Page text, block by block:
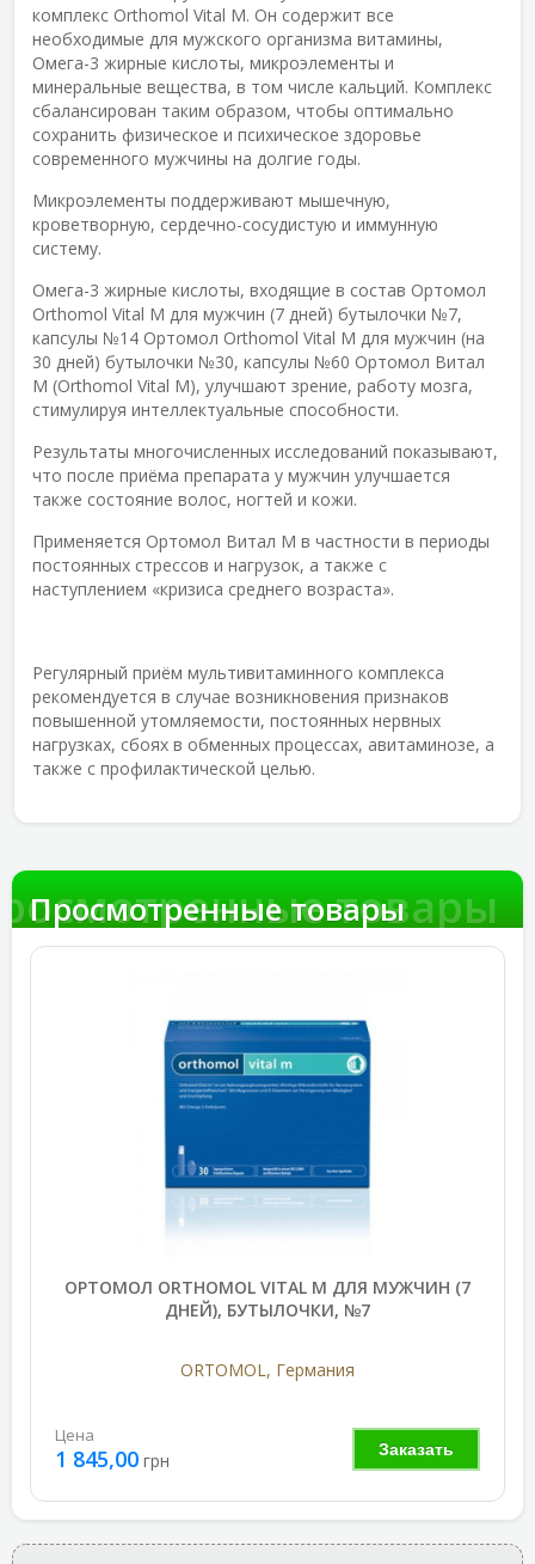
комплекс Orthomol Vital M. Он содержит все
необходимые для мужского организма витамины,
Омега-3 жирные кислоты, микроэлементы и
минеральные вещества, в том числе кальций. Комплекс
сбалансирован таким образом, чтобы оптимально
сохранить физическое и психическое здоровье
современного мужчины на долгие годы.
Микроэлементы поддерживают мышечную,
кроветворную, сердечно-сосудистую и иммунную
систему.
Омега-3 жирные кислоты, входящие в состав Ортомол
Orthomol Vital M для мужчин (7 дней) бутылочки №7,
капсулы №14 Ортомол Orthomol Vital M для мужчин (на
30 дней) бутылочки №30, капсулы №60 Ортомол Витал
М (Orthomol Vital M), улучшают зрение, работу мозга,
стимулируя интеллектуальные способности.
Результаты многочисленных исследований показывают,
что после приёма препарата у мужчин улучшается
также состояние волос, ногтей и кожи.
Применяется Ортомол Витал М в частности в периоды
постоянных стрессов и нагрузок, а также с
наступлением «кризиса среднего возраста».
Регулярный приём мультивитаминного комплекса
рекомендуется в случае возникновения признаков
повышенной утомляемости, постоянных нервных
нагрузках, сбоях в обменных процессах, авитаминозе, а
также с профилактической целью.
товары
Просмотренные товары
ОРТОМОЛ ORTHOMOL VITAL M ДЛЯ МУЖЧИН (7
ДНЕЙ), БУТЫЛОЧКИ, №7
ORTOMOL, Германия
Заказать
Цена
1 845,00 грн